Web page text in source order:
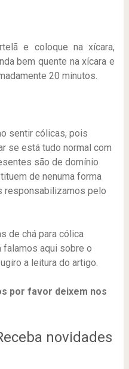
e coloque na xícara,
bem quente na xícara e
20 minutos.
sentir cólicas, pois
se está tudo normal com
são de domínio
de nenuma forma
responsabilizamos pelo
de chá para cólica
falamos aqui sobre o
a leitura do artigo.
por favor deixem nos
novidades